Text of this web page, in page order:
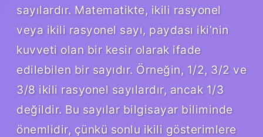
sayılardır. Matematikte, ikili rasyonel
veya ikili rasyonel sayı, paydası iki’nin
kuvveti olan bir kesir olarak ifade
edilebilen bir sayıdır. Örneğin, 1/2, 3/2 ve
3/8 ikili rasyonel sayılardır, ancak 1/3
değildir. Bu sayılar bilgisayar biliminde
önemlidir, çünkü sonlu ikili gösterimlere